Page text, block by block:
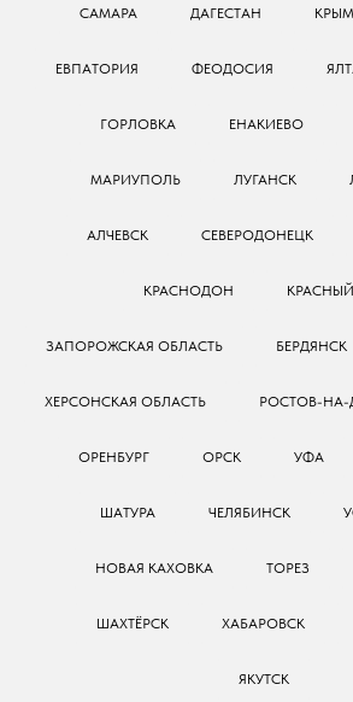
САМАРА ДАГЕСТАН КРЫМ
ЕВПАТОРИЯ ФЕОДОСИЯ
ГОРЛОВКА ЕНАКИЕВО
МАРИУПОЛЬ ЛУГАНСК
АЛЧЕВСК СЕВЕРОДОНЕЦК
КРАСНОДОН
ЗАПОРОЖСКАЯ ОБЛАСТЬ БЕРДЯНСК
ХЕРСОНСКАЯ ОБЛАСТЬ РОСТОВ-
ОРЕНБУРГ ОРСК УФА
ШАТУРА ЧЕЛЯБИНСК
НОВАЯ КАХОВКА ТОРЕЗ
ШАХТЁРСК ХАБАРОВСК
ЯКУТСК